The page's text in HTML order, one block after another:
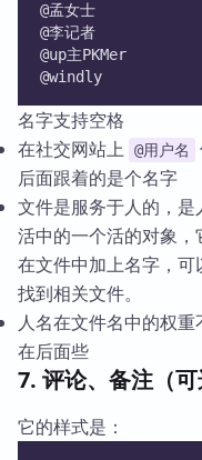
@孟女士
@李记者
@up主PKMer
@windly
名字支持空格
在社交网站上
@用户名
后面跟着的是个名字
文件是服务于人的，
活中的一个活的对象，
在文件中加上名字，
找到相关文件。
人名在文件名中的权
在后面些
7. 评论、备注（可
它的样式是：